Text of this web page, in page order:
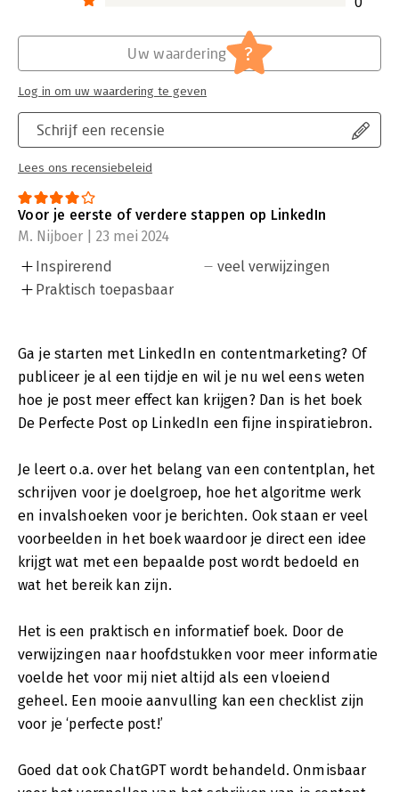
Schrijf een recensie
Lees ons recensiebeleid
Uw waardering ?
Log in om uw waardering te geven
Voor je eerste of verdere stappen op LinkedIn
M. Nijboer | 23 mei 2024
Inspirerend
Praktisch toepasbaar
veel verwijzingen
Ga je starten met LinkedIn en contentmarketing? Of
publiceer je al een tijdje en wil je nu wel eens weten
hoe je post meer effect kan krijgen? Dan is het boek
De Perfecte Post op LinkedIn een fijne inspiratiebron.
Je leert o.a. over het belang van een contentplan, het
schrijven voor je doelgroep, hoe het algoritme werk
en invalshoeken voor je berichten. Ook staan er veel
voorbeelden in het boek waardoor je direct een idee
krijgt wat met een bepaalde post wordt bedoeld en
wat het bereik kan zijn.
Het is een praktisch en informatief boek. Door de
verwijzingen naar hoofdstukken voor meer informatie
voelde het voor mij niet altijd als een vloeiend
geheel. Een mooie aanvulling kan een checklist zijn
voor je ‘perfecte post!’
Goed dat ook ChatGPT wordt behandeld. Onmisbaar